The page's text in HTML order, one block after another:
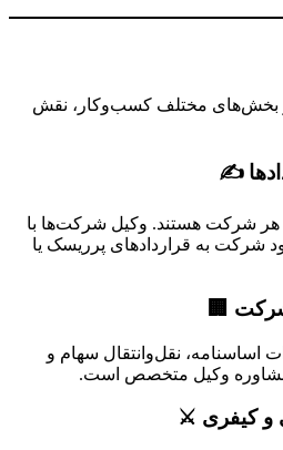
بخش‌های مختلف کسب‌وکار، نقش
هر شرکت هستند. وکیل شرکت‌ها با
شرکت به قراردادهای پرریسک یا
اساسنامه، نقل‌وانتقال سهام و
مشاوره وکیل متخصص است.